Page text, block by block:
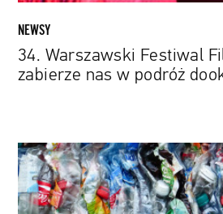
NEWSY
34. Warszawski Festiwal
zabierze nas w podróż
Nowy,
zmutowany
enzym
jest